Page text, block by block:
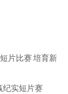
片比赛 培育新
实短片赛